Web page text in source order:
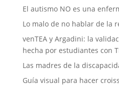
El autismo NO es una
Lo malo de no hablar de la
venTEA y Argadini: la
hecha por estudiantes con
Las madres de la
Guía visual para hacer